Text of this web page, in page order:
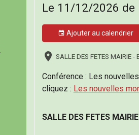
Le 11/12/2026 de
Ajouter au calendrier
SALLE DES FETES MAIRIE -
Conférence : Les
cliquez : Les nouvelles
SALLE DES FETES MAIRIE